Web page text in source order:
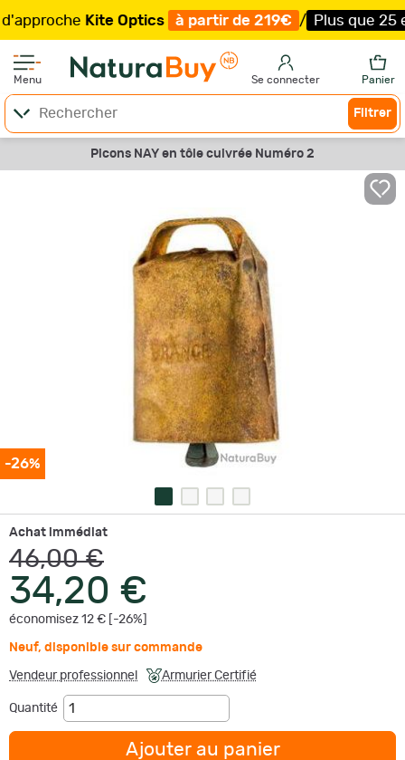
Kite Optics à partir de 219€ / Plus que 25
Menu Se connecter Panier
Filtrer
Picons NAY en tôle cuivrée Numéro 2
-26%
Achat immédiat
46,00 €
34,20 €
économisez 12 € [-26%]
Neuf, disponible sur commande
Vendeur professionnel Armurier Certifié
Quantité
Ajouter au panier